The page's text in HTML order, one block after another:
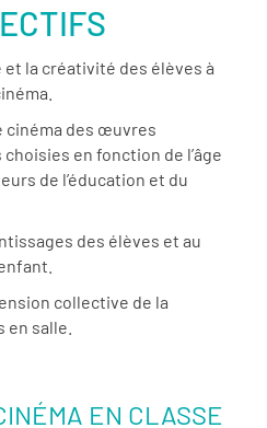
la créativité des élèves à
cinéma des œuvres
en fonction de l’âge
de l’éducation et du
des élèves et au
collective de la
salle.
EN CLASSE